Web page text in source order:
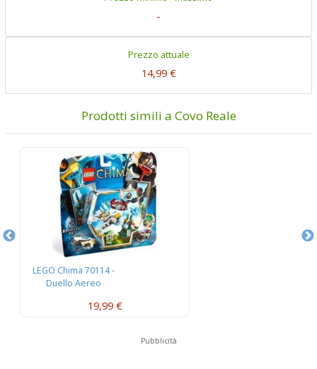
-
Prezzo attuale
14,99 €
Prodotti simili a Covo Reale
LEGO Chima 70114 -
Duello Aereo
19,99 €
Pubblicità